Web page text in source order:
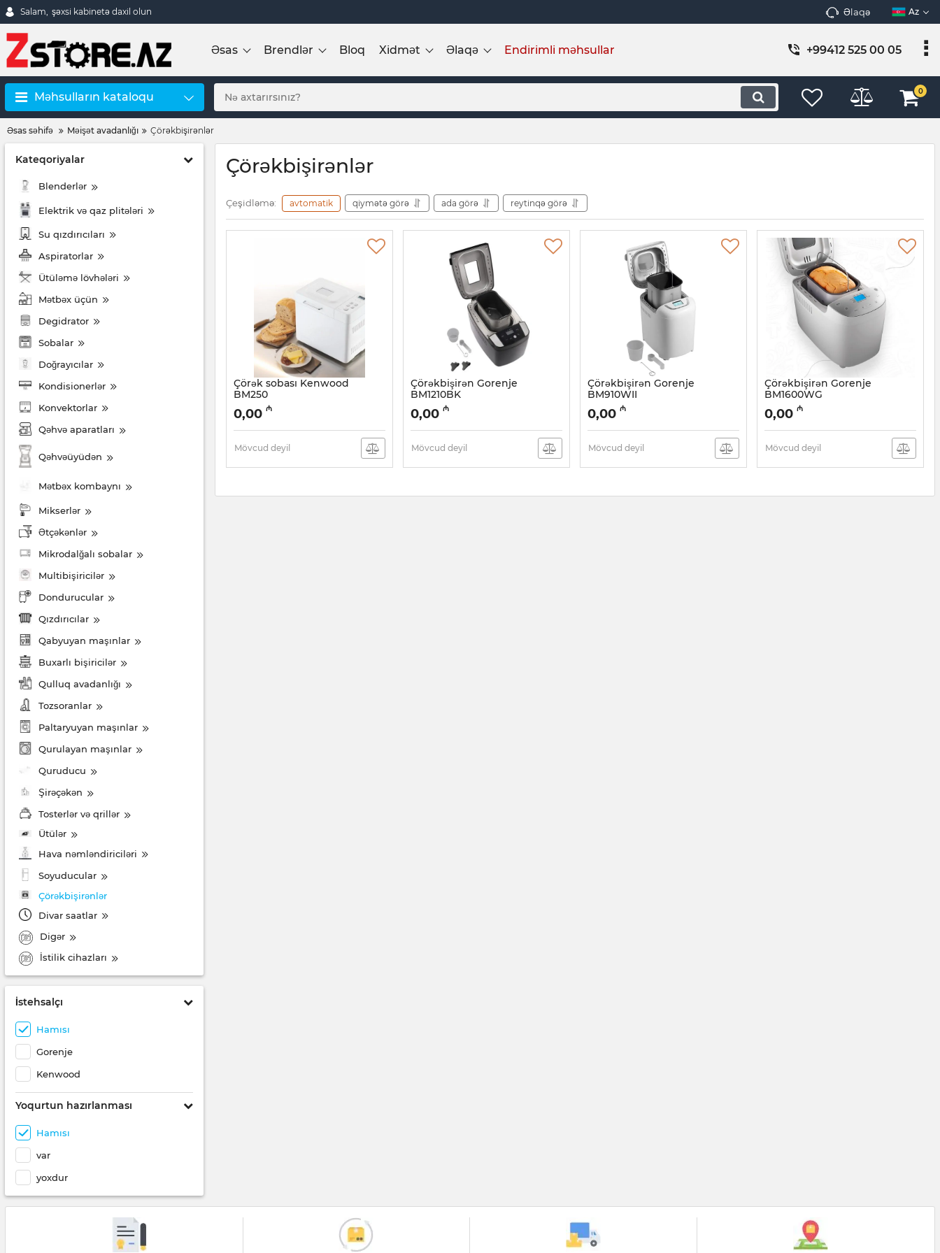
Salam, şəxsi kabinetə daxil olun Əlaqə Az
Əsas Brendlər Bloq Xidmət Əlaqə Endirimli məhsullar +99412 525 00 05
Məhsulların kataloqu 0
Əsas səhifə Məişət avadanlığı Çörəkbişirənlər
Kateqoriyalar
Blenderlər
Elektrik və qaz plitələri
Su qızdırıcıları
Aspiratorlar
Ütüləmə lövhələri
Mətbəx üçün
Degidrator
Sobalar
Doğrayıcılar
Kondisionerlər
Konvektorlar
Qəhvə aparatları
Qəhvəüyüdən
Mətbəx kombaynı
Mikserlər
Ətçəkənlər
Mikrodalğalı sobalar
Multibişiricilər
Dondurucular
Qızdırıcılar
Qabyuyan maşınlar
Buxarlı bişiricilər
Qulluq avadanlığı
Tozsoranlar
Paltaryuyan maşınlar
Qurulayan maşınlar
Quruducu
Şirəçəkən
Tosterlər və qrillər
Ütülər
Hava nəmləndiriciləri
Soyuducular
Çörəkbişirənlər
Divar saatlar
Digər
İstilik cihazları
İstehsalçı
Hamısı
Gorenje
Kenwood
Yoqurtun hazırlanması
Hamısı
var
yoxdur
Çörəkbişirənlər
Çeşidləmə: avtomatik qiymətə görə ada görə reytinqə görə
Çörək sobası Kenwood
BM250
Artikul: 005038422
0,00 ₼
Mövcud deyil
Çörəkbişirən Gorenje
BM1210BK
Artikul: 005038274
0,00 ₼
Mövcud deyil
Çörəkbişirən Gorenje
BM910WII
Artikul: 005038273
0,00 ₼
Mövcud deyil
Çörəkbişirən Gorenje
BM1600WG
Artikul: 005038272
0,00 ₼
Mövcud deyil